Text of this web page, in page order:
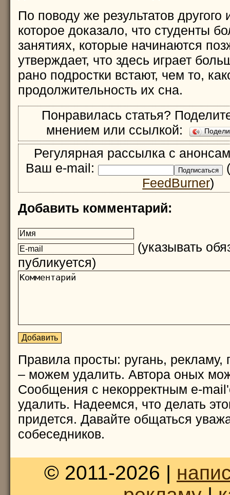
По поводу же результатов другого
которое доказало, что студенты
занятиях, которые начинаются
утверждает, что здесь играет
рано подростки встают, чем то,
продолжительность их сна.
Понравилась статья?
мнением или ссылкой:
Регулярная рассылка с
Ваш e-mail:
FeedBurner)
Добавить комментарий:
(указывать
публикуется)
Правила просты: ругань, рекламу,
– можем удалить. Автора оных
Сообщения с некорректным e-
удалить. Надеемся, что делать
придется. Давайте общаться
собеседников.
© 2011-2026 |